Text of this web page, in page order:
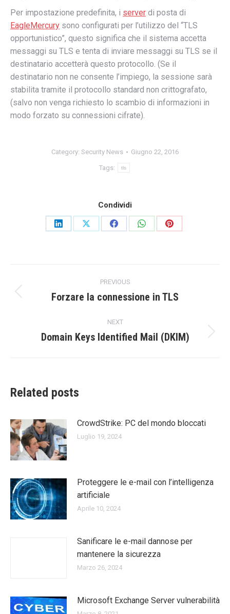
Per impostazione predefinita, i server di posta di
EagleMercury sono configurati per l’utilizzo del “TLS
opportunistico”, questo significa che il sistema accetta
messaggi su TLS e tenta di inviare messaggi su TLS se il
destinatario accetterà questo protocollo. (Se il
destinatario non ne consente l’impiego, la sessione sarà
stabilita tramite il protocollo standard non crittografato,
(salvo non venga richiesto lo scambio di informazioni in
modo forzato su connessioni cifrate).
Category: Security News Giugno 22, 2016
Tags: tls
Condividi
Share
Share
Share
Share
Share
navigation
PREVIOUS
Previous
Forzare la connessione in TLS
NEXT
Next
Domain Keys Identified Mail (DKIM)
Related posts
CrowdStrike: PC del mondo bloccati
Luglio 19, 2024
Proteggere le e-mail con l’intelligenza
artificiale
Aprile 10, 2024
Sanificare le e-mail dannose per
mantenere la sicurezza
Marzo 26, 2024
Microsoft Exchange Server vulnerabilità